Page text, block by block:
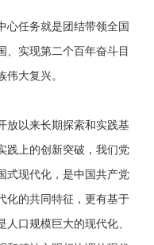
心任务就是团结带领全国
、实现第二个百年奋斗目
大复兴。
放以来长期探索和实践基
践上的创新突破，我们党
式现代化，是中国共产党
化的共同特征，更有基于
口规模巨大的现代化、